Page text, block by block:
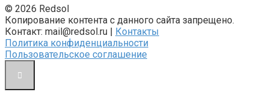
© 2026 Redsol
Копирование контента с данного сайта запрещено.
Контакт: mail@redsol.ru |
Контакты
Политика конфиденциальности
Пользовательское соглашение